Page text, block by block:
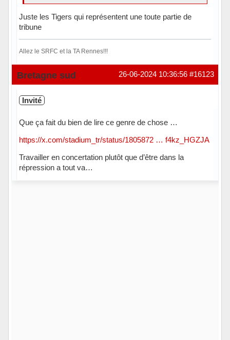
Juste les Tigers qui représentent une toute partie de
tribune
Allez le SRFC et la TA Rennes!!!
Hors ligne #16123
26-06-2024 10:36:56
Bretagne sud
Invité
Que ça fait du bien de lire ce genre de chose …
https://x.com/stadium_tr/status/1805872 … f4kz_HGZJA
Travailler en concertation plutôt que d’être dans la
répression a tout va…